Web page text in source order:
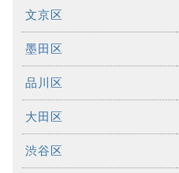
文京区
墨田区
品川区
大田区
渋谷区